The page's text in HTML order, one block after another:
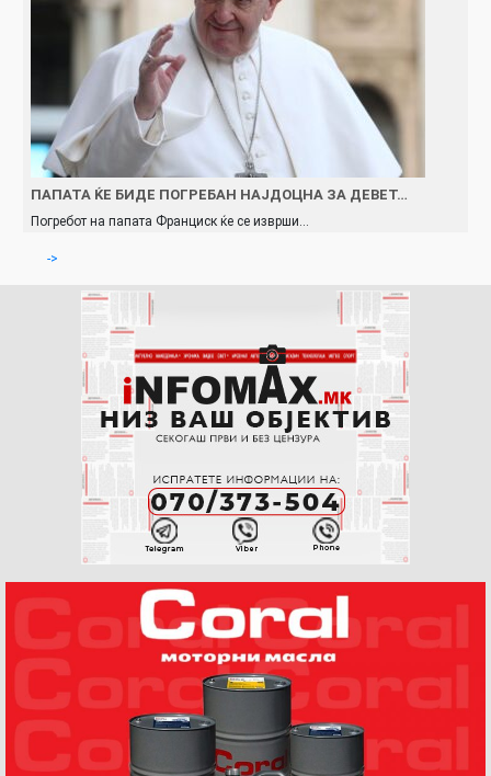
ПАПАТА ЌЕ БИДЕ ПОГРЕБАН НАЈДОЦНА ЗА ДЕВЕТ…
Погребот на папата Франциск ќе се изврши…
->